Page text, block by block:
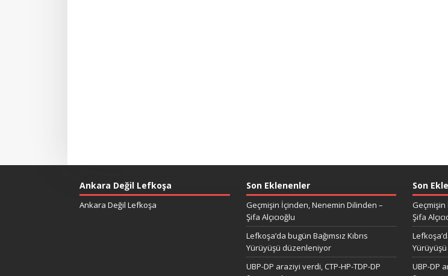
Ankara Değil Lefkoşa
Ankara Değil Lefkoşa
Son Eklenenler
Geçmişin İçinden, Nenemin Dilinden –
Şifa Alçıcıoğlu
Lefkoşa’da bugün Bağımsız Kıbrıs
Yürüyüşü düzenleniyor
UBP-DP araziyi verdi, CTP-HP-TDP-DP
Son
Şifa
UBP-DP